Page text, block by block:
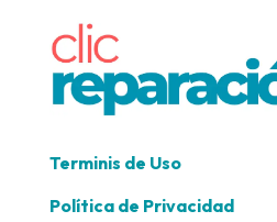
Terminis de Uso
Política de Privacidad